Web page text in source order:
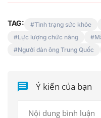
TAG: Tình trạng sức khỏe
Lực lượng chức năng
Người đàn ông Trung Quốc
Ý kiến của bạn